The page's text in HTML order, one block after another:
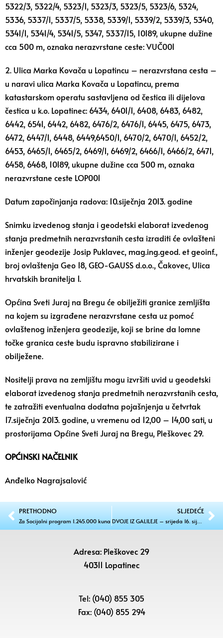
5322/3, 5322/4, 5323/1, 5323/3, 5323/5, 5323/6, 5324,
5336, 5337/1, 5337/5, 5338, 5339/1, 5339/2, 5339/3, 5340,
5341/1, 5341/4, 5341/5, 5347, 5337/15, 10189, ukupne dužine
cca 500 m, oznaka nerazvrstane ceste: VUČ001
2. Ulica Marka Kovača u Lopatincu – nerazvrstana cesta –
u naravi ulica Marka Kovača u Lopatincu, prema
katastarskom operatu sastavljena od čestica ili dijelova
čestica u k.o. Lopatinec: 6434, 6401/1, 6408, 6483, 6482,
6442, 6541, 6442, 6482, 6476/2, 6476/1, 6445, 6475, 6473,
6472, 6447/1, 6448, 6449,6450/1, 6470/2, 6470/1, 6452/2,
6453, 6465/1, 6465/2, 6469/1, 6469/2, 6466/1, 6466/2, 6471,
6458, 6468, 10189, ukupne dužine cca 500 m, oznaka
nerazvrstane ceste LOP001
Datum započinjanja radova: 10.siječnja 2013. godine
Snimku izvedenog stanja i geodetski elaborat izvedenog
stanja predmetnih nerazvrstanih cesta izraditi će ovlašteni
inženjer geodezije Josip Puklavec, mag.ing.geod. et geoinf.,
broj ovlaštenja Geo 18, GEO-GAUSS d.o.o., Čakovec, Ulica
hrvatskih branitelja 1.
Općina Sveti Juraj na Bregu će obilježiti granice zemljišta
na kojem su izgrađene nerazvrstane cesta uz pomoć
ovlaštenog inženjera geodezije, koji se brine da lomne
točke granica ceste budu ispravno stabilizirane i
obilježene.
Nositelji prava na zemljištu mogu izvršiti uvid u geodetski
elaborat izvedenog stanja predmetnih nerazvrstanih cesta,
te zatražiti eventualna dodatna pojašnjenja u četvrtak
17.siječnja 2013. godine, u vremenu od 12,00 – 14,00 sati, u
prostorijama Općine Sveti Juraj na Bregu, Pleškovec 29.
OPĆINSKI NAČELNIK
Anđelko Nagrajsalović
PRETHODNO
Za Socijalni program 1.245.000 kuna
SLJEDEĆE
DVOJE IZ GALILEJE – srijeda 16. siječnja u 12.00, 16.00 i 19.00 sati
Adresa: Pleškovec 29
40311 Lopatinec
Tel: (040) 855 305
Fax: (040) 855 294